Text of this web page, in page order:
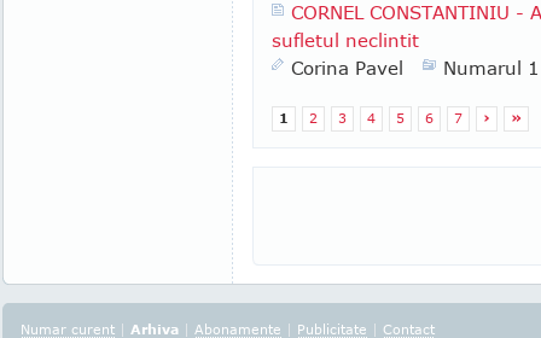
CORNEL CONSTANTINIU
sufletul neclintit
Corina Pavel
Numarul
1 2 3 4 5 6 7 › »
Numar curent | Arhiva | Abonamente | Publicitate | Contact